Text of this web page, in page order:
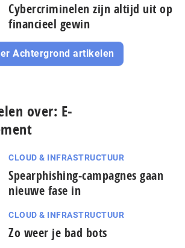
Cybercriminelen zijn altijd uit op
financieel gewin
Achtergrond artikelen
over: E-
CLOUD & INFRASTRUCTUUR
Spearphishing-campagnes gaan
nieuwe fase in
CLOUD & INFRASTRUCTUUR
Zo weer je bad bots